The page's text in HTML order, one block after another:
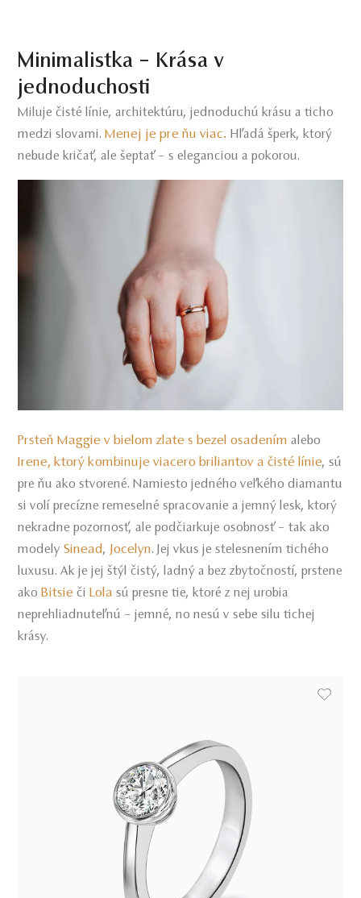
Minimalistka – Krása v
jednoduchosti
Miluje čisté línie, architektúru, jednoduchú krásu a ticho
medzi slovami. Menej je pre ňu viac. Hľadá šperk, ktorý
nebude kričať, ale šeptať – s eleganciou a pokorou.
Prsteň Maggie v bielom zlate s bezel osadením alebo
Irene, ktorý kombinuje viacero briliantov a čisté línie, sú
pre ňu ako stvorené. Namiesto jedného veľkého diamantu
si volí precízne remeselné spracovanie a jemný lesk, ktorý
nekradne pozornosť, ale podčiarkuje osobnosť – tak ako
modelySinead, Jocelyn. Jej vkus je stelesnením tichého
luxusu. Ak je jej štýl čistý, ladný a bez zbytočností, prstene
akoBitsie čiLola sú presne tie, ktoré z nej urobia
neprehliadnuteľnú – jemné, no nesú v sebe silu tichej
krásy.